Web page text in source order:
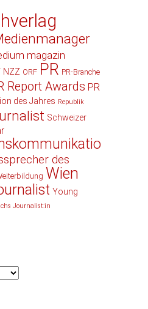
magazin
NZZ ORF PR PR-Branche
Report Awards PR
des Jahres Republik
Schweizer
des
Wien
Young
Journalist:in